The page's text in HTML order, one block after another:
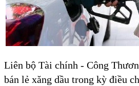
Liên bộ Tài chính - Công
bán lẻ xăng dầu trong kỳ điều